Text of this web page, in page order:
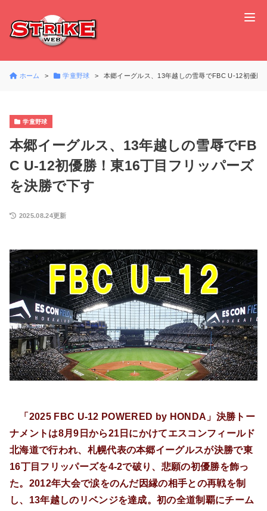
ホーム 学童野球 本郷イーグルス、13年越しの雪辱でFBC U-12初優勝
学童野球
本郷イーグルス、13年越しの雪辱でFB
C U-12初優勝！東16丁目フリッパーズ
を決勝で下す
2025.08.24更新
「2025 FBC U-12 POWERED by HONDA」決勝トー
ナメントは8月9日から21日にかけてエスコンフィールド
北海道で行われ、札幌代表の本郷イーグルスが決勝で東
16丁目フリッパーズを4-2で破り、悲願の初優勝を飾っ
た。2012年大会で涙をのんだ因縁の相手との再戦を制
し、13年越しのリベンジを達成。初の全道制覇にチーム